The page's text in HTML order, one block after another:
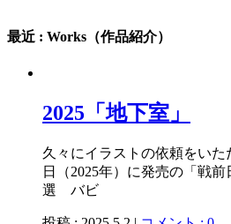
最近 : Works（作品紹介）
2025「地下室」
久々にイラストの依頼をいた
日（2025年）に発売の「戦
選 バビ